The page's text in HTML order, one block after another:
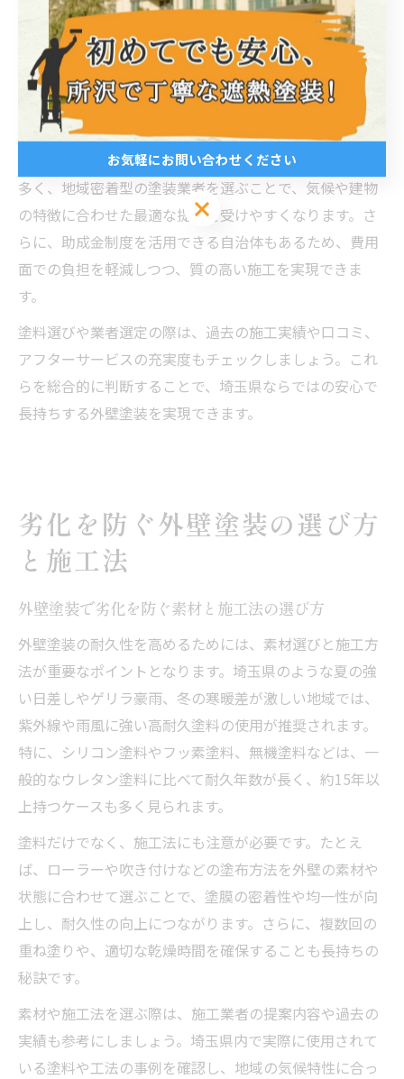
埼玉県の外壁塗装では、地域特有の気候条件に合った無
機塗料の選定が重要です。夏の強い日差しやゲリラ豪
雨、冬の寒暖差といった気象変化に強い塗料を選ぶこと
で、塗膜の劣化を抑えられます。
また、埼玉県内では「さいたま市 外壁塗装高評価」や
「川口市 外壁塗装 おすすめ」といった評判の良い業者が
多く、地域密着型の塗装業者を選ぶことで、気候や建物
の特徴に合わせた最適な提案を受けやすくなります。さ
らに、助成金制度を活用できる自治体もあるため、費用
面での負担を軽減しつつ、質の高い施工を実現できま
す。
塗料選びや業者選定の際は、過去の施工実績や口コミ、
アフターサービスの充実度もチェックしましょう。これ
らを総合的に判断することで、埼玉県ならではの安心で
長持ちする外壁塗装を実現できます。
劣化を防ぐ外壁塗装の選び方
と施工法
外壁塗装で劣化を防ぐ素材と施工法の選び方
外壁塗装の耐久性を高めるためには、素材選びと施工方
法が重要なポイントとなります。埼玉県のような夏の強
い日差しやゲリラ豪雨、冬の寒暖差が激しい地域では、
紫外線や雨風に強い高耐久塗料の使用が推奨されます。
特に、シリコン塗料やフッ素塗料、無機塗料などは、一
般的なウレタン塗料に比べて耐久年数が長く、約15年以
上持つケースも多く見られます。
塗料だけでなく、施工法にも注意が必要です。たとえ
ば、ローラーや吹き付けなどの塗布方法を外壁の素材や
状態に合わせて選ぶことで、塗膜の密着性や均一性が向
上し、耐久性の向上につながります。さらに、複数回の
重ね塗りや、適切な乾燥時間を確保することも長持ちの
秘訣です。
素材や施工法を選ぶ際は、施工業者の提案内容や過去の
実績も参考にしましょう。埼玉県内で実際に使用されて
いる塗料や工法の事例を確認し、地域の気候特性に合っ
お気軽にお問い合わせください
お気軽にお問い合わせください